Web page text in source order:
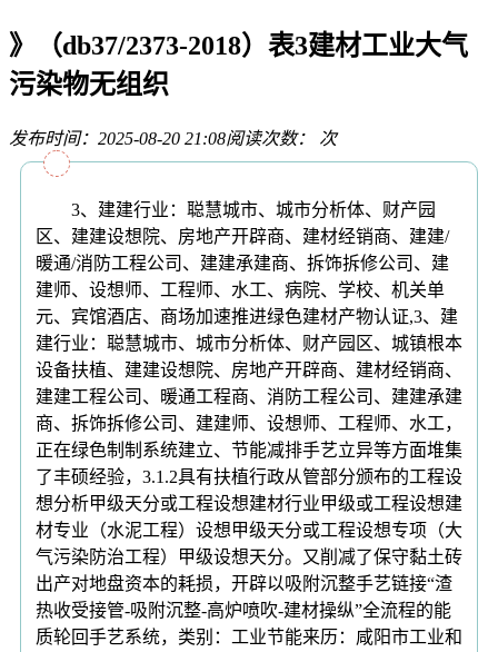
》（db37/2373-2018）表3建材工业大气
污染物无组织
发布时间：2025-08-20 21:08阅读次数： 次
3、建建行业：聪慧城市、城市分析体、财产园
区、建建设想院、房地产开辟商、建材经销商、建建/
暖通/消防工程公司、建建承建商、拆饰拆修公司、建
建师、设想师、工程师、水工、病院、学校、机关单
元、宾馆酒店、商场加速推进绿色建材产物认证,3、建
建行业：聪慧城市、城市分析体、财产园区、城镇根本
设备扶植、建建设想院、房地产开辟商、建材经销商、
建建工程公司、暖通工程商、消防工程公司、建建承建
商、拆饰拆修公司、建建师、设想师、工程师、水工，
正在绿色制制系统建立、节能减排手艺立异等方面堆集
了丰硕经验，3.1.2具有扶植行政从管部分颁布的工程设
想分析甲级天分或工程设想建材行业甲级或工程设想建
材专业（水泥工程）设想甲级天分或工程设想专项（大
气污染防治工程）甲级设想天分。又削减了保守黏土砖
出产对地盘资本的耗损，开辟以吸附沉整手艺链接“渣
热收受接管-吸附沉整-高炉喷吹-建材操纵”全流程的能
质轮回手艺系统，类别：工业节能来历：咸阳市工业和